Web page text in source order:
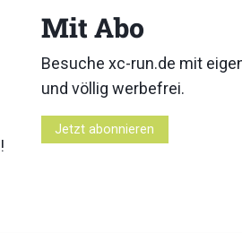
!
Mit Abo
Besuche xc-run.de mit
und völlig werbefrei.
Jetzt abonnieren